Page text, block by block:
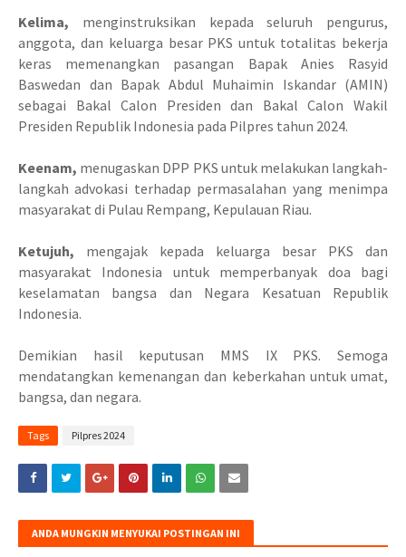
Kelima, menginstruksikan kepada seluruh pengurus,
anggota, dan keluarga besar PKS untuk totalitas bekerja
keras memenangkan pasangan Bapak Anies Rasyid
Baswedan dan Bapak Abdul Muhaimin Iskandar (AMIN)
sebagai Bakal Calon Presiden dan Bakal Calon Wakil
Presiden Republik Indonesia pada Pilpres tahun 2024.
Keenam, menugaskan DPP PKS untuk melakukan langkah-
langkah advokasi terhadap permasalahan yang menimpa
masyarakat di Pulau Rempang, Kepulauan Riau.
Ketujuh, mengajak kepada keluarga besar PKS dan
masyarakat Indonesia untuk memperbanyak doa bagi
keselamatan bangsa dan Negara Kesatuan Republik
Indonesia.
Demikian hasil keputusan MMS IX PKS. Semoga
mendatangkan kemenangan dan keberkahan untuk umat,
bangsa, dan negara.
Tags Pilpres 2024
ANDA MUNGKIN MENYUKAI POSTINGAN INI